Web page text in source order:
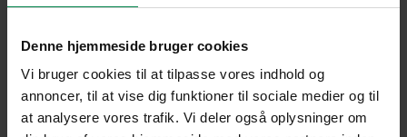
Denne hjemmeside bruger cookies
Vi bruger cookies til at tilpasse vores indhold og
annoncer, til at vise dig funktioner til sociale medier og til
at analysere vores trafik. Vi deler også oplysninger om